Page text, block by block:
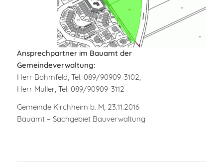
Ansprechpartner im Bauamt der
Gemeindeverwaltung:
Herr Böhmfeld, Tel. 089/90909-3102,
Herr Müller, Tel. 089/90909-3112
Gemeinde Kirchheim b. M, 23.11.2016
Bauamt – Sachgebiet Bauverwaltung